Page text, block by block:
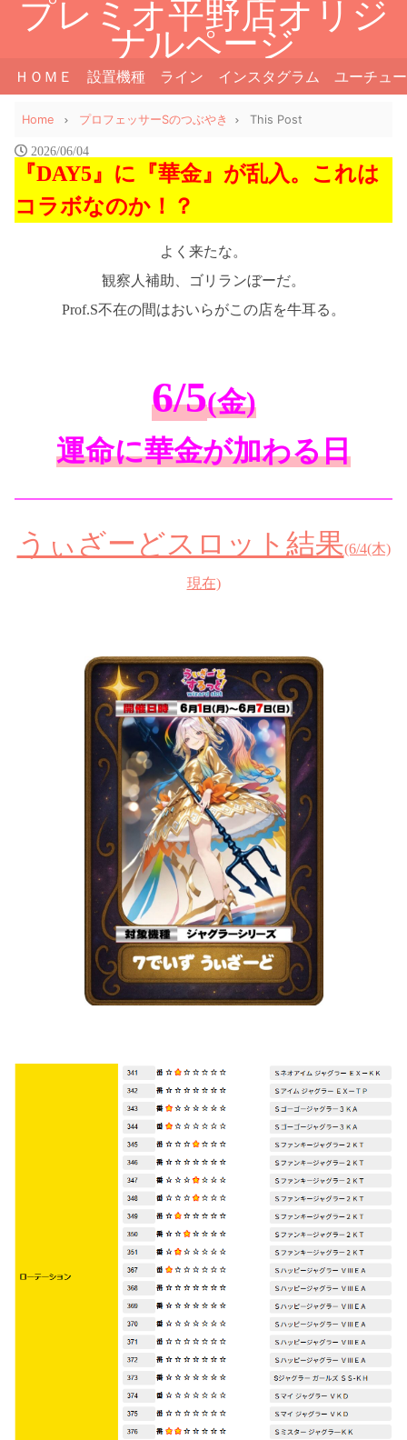
プレミオ平野店オリジ
ナルページ
ＨＯＭＥ 設置機種 ライン インスタグラム ユーチュ
Home プロフェッサーSのつぶやき This Post
2026/06/04
『DAY5』に『華金』が乱入。これは
コラボなのか！？
よく来たな。
観察人補助、ゴリランぼーだ。
Prof.S不在の間はおいらがこの店を牛耳る。
6/5(金)
運命に華金が加わる日
━━━━━━━━━━━━━━━━━━━━━━━━━━
うぃざーどスロット結果(6/4(木)
現在)